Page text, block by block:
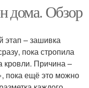
дома. Обзор
этап – зашивка
пока стропила
кровли. Причина –
пока ещё это можно